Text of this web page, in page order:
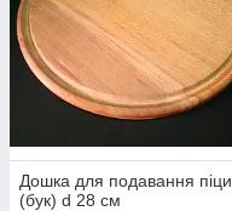
Дошка для подавання піци
(бук) d 28 см